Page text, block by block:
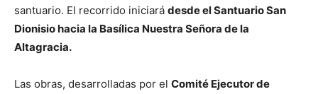
santuario. El recorrido iniciará desde el Santuario San
Dionisio hacia la Basílica Nuestra Señora de la
Altagracia.
Las obras, desarrolladas por el Comité Ejecutor de